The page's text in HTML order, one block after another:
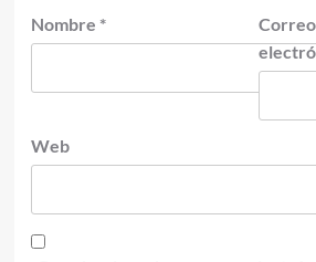
Nombre *
Correo
Web